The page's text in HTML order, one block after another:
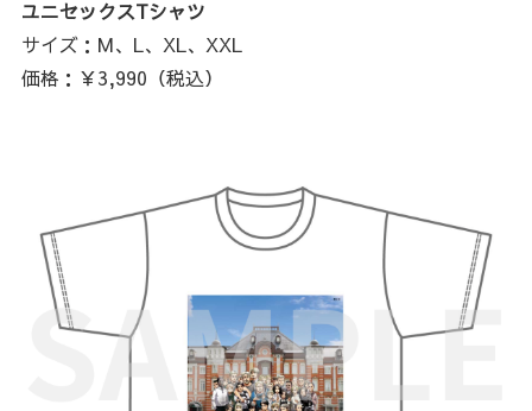
ユニセックスTシャツ
サイズ：M、L、XL、XXL
価格：￥3,990（税込）